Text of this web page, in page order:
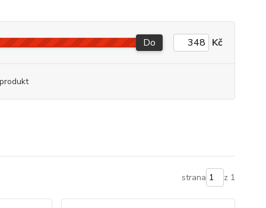
Do Kč
strana z 1